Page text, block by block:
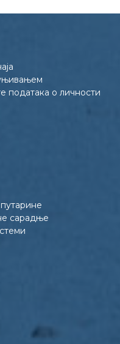
података о личности
сарадње